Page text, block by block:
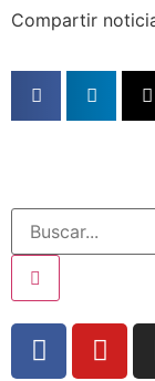
Compartir